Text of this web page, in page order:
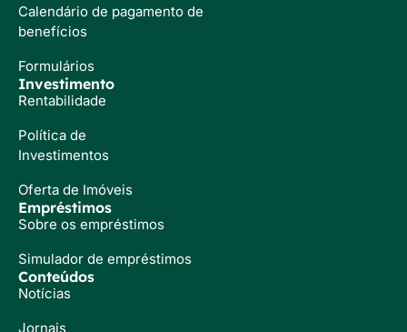
Calendário de pagamento de
benefícios
Formulários
Investimento
Rentabilidade
Política de
Investimentos
Oferta de Imóveis
Empréstimos
Sobre os empréstimos
Simulador de empréstimos
Conteúdos
Notícias
Jornais